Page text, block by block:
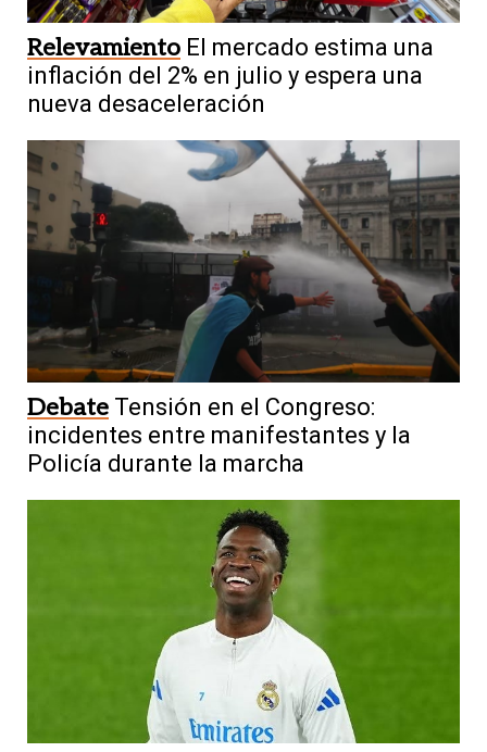
Relevamiento El mercado estima una
inflación del 2% en julio y espera una
nueva desaceleración
Debate Tensión en el Congreso:
incidentes entre manifestantes y la
Policía durante la marcha